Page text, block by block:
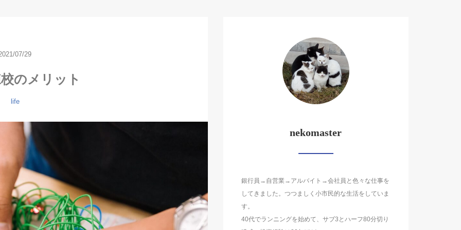
07/29
のメリット
life
nekomaster
銀行員→自営業→アルバイト→会社員と色々な仕事を
してきました。つつましく小市民的な生活をしていま
す。
40代でランニングを始めて、サブ3とハーフ80分切り